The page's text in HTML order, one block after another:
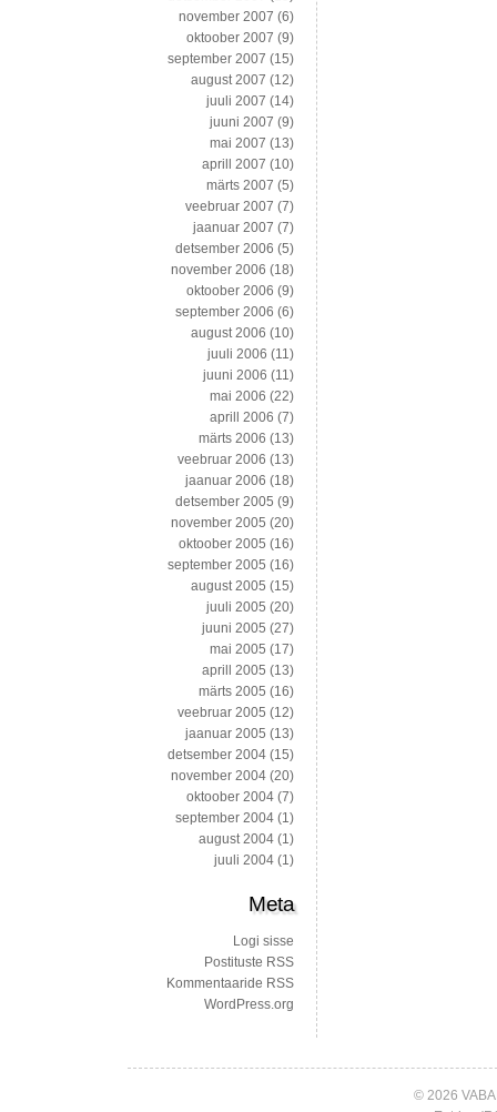
november 2007 (6)
oktoober 2007 (9)
september 2007 (15)
august 2007 (12)
juuli 2007 (14)
juuni 2007 (9)
mai 2007 (13)
aprill 2007 (10)
märts 2007 (5)
veebruar 2007 (7)
jaanuar 2007 (7)
detsember 2006 (5)
november 2006 (18)
oktoober 2006 (9)
september 2006 (6)
august 2006 (10)
juuli 2006 (11)
juuni 2006 (11)
mai 2006 (22)
aprill 2006 (7)
märts 2006 (13)
veebruar 2006 (13)
jaanuar 2006 (18)
detsember 2005 (9)
november 2005 (20)
oktoober 2005 (16)
september 2005 (16)
august 2005 (15)
juuli 2005 (20)
juuni 2005 (27)
mai 2005 (17)
aprill 2005 (13)
märts 2005 (16)
veebruar 2005 (12)
jaanuar 2005 (13)
detsember 2004 (15)
november 2004 (20)
oktoober 2004 (7)
september 2004 (1)
august 2004 (1)
juuli 2004 (1)
Meta
Logi sisse
Postituste RSS
Kommentaaride RSS
WordPress.org
© 2026